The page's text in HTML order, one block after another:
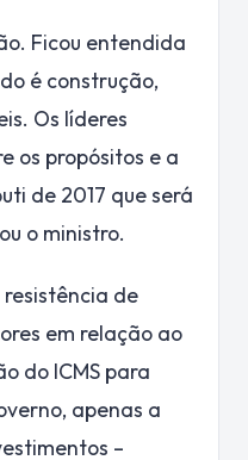
Ficou entendida
é construção,
Os líderes
os propósitos e a
de 2017 que será
o ministro.
de
em relação ao
do ICMS para
apenas a
–